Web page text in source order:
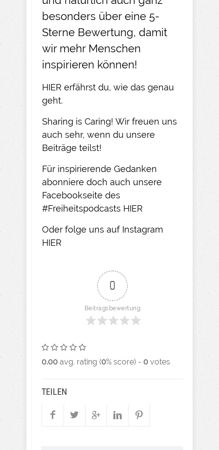
besonders über eine 5-
Sterne Bewertung, damit
wir mehr Menschen
inspirieren können!
HIER erfährst du, wie das genau
geht.​
Sharing is Caring! Wir freuen uns
auch sehr, wenn du unsere
Beiträge teilst!​
Für inspirierende Gedanken
abonniere doch auch unsere
Facebookseite des
#Freiheitspodcasts HIER
Oder folge uns auf Instagram
HIER​
0
Beitragsbewertung
0.00 avg. rating (0% score) - 0 votes
TEILEN